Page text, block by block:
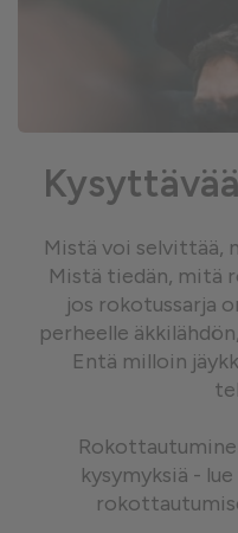
Mistä voi selvittää,
Mistä tiedän, mitä
jos rokotussarja
perheelle
Entä milloin
kysymyksiä -